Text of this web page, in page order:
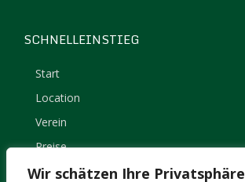
Wir schätzen Ihre Privatsphäre
SCHNELLEINSTIEG
Start
Location
Verein
Preise
Kontakt